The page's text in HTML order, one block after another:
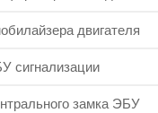
двигателя
сигнализации
замка ЭБУ